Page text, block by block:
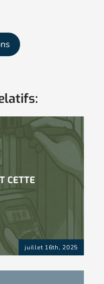
CETTE
juillet 16th, 2025